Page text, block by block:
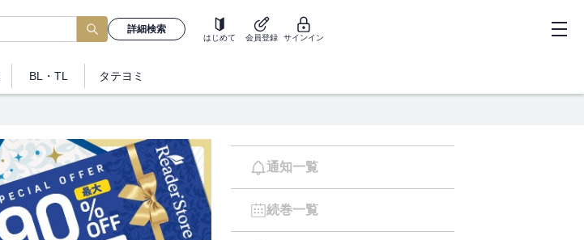
詳細検索
はじめて 会員登録 サインイン
BL・TL タテヨミ
通知一覧
続巻一覧